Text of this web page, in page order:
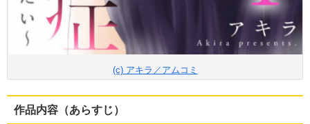
(c) アキラ／アムコミ
作品内容（あらすじ）